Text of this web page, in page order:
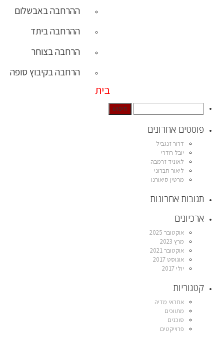
ההרחבה באבשלום
ההרחבה ביתד
הרחבה בצוחר
הרחבה בקיבוץ סופה
בית
פוסטים אחרונים
דרור זנגביל
יובל חדרי
לאוניד זרמבה
ליאור חברוני
מרטין סיאורנו
תגובות אחרונות
ארכיונים
אוקטובר 2025
מרץ 2023
אוקטובר 2021
אוגוסט 2017
יולי 2017
קטגוריות
אחראי מדיה
מתווכים
סוכנים
פרוייקטים